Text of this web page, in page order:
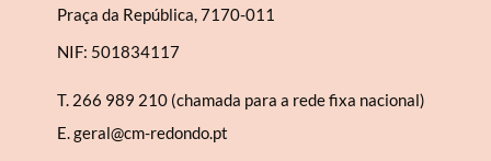
Praça da República, 7170-011
NIF: 501834117
T. 266 989 210 (chamada para a rede fixa nacional)
E.geral@cm-redondo.pt